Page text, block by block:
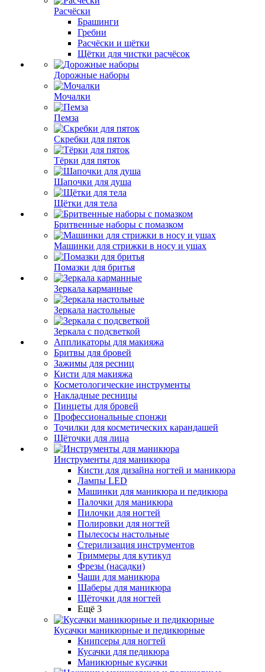
Расчёски
Брашинги
Гребни
Расчёски и щётки
Щётки для чистки расчёсок
Дорожные наборы
Мочалки
Пемза
Скребки для пяток
Тёрки для пяток
Шапочки для душа
Щётки для тела
Бритвенные наборы с помазком
Машинки для стрижки в носу и ушах
Помазки для бритья
Зеркала карманные
Зеркала настольные
Зеркала с подсветкой
Аппликаторы для макияжа
Бритвы для бровей
Зажимы для ресниц
Кисти для макияжа
Косметологические инструменты
Накладные ресницы
Пинцеты для бровей
Профессиональные спонжи
Точилки для косметических карандашей
Щёточки для лица
Инструменты для маникюра
Кисти для дизайна ногтей и маникюра
Лампы LED
Машинки для маникюра и педикюра
Палочки для маникюра
Пилочки для ногтей
Полировки для ногтей
Пылесосы настольные
Стерилизация инструментов
Триммеры для кутикул
Фрезы (насадки)
Чаши для маникюра
Шаберы для маникюра
Щёточки для ногтей
Ещё 3
Кусачки маникюрные и педикюрные
Книпсеры для ногтей
Кусачки для педикюра
Маникюрные кусачки